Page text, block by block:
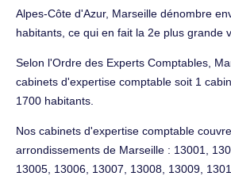
Alpes-Côte d'Azur, Marseille dénombre
habitants, ce qui en fait la 2e plus grande
Selon l'Ordre des Experts Comptables,
cabinets d'expertise comptable soit 1
1700 habitants.
Nos cabinets d'expertise comptable
arrondissements de Marseille : 13001,
13005, 13006, 13007, 13008, 13009,